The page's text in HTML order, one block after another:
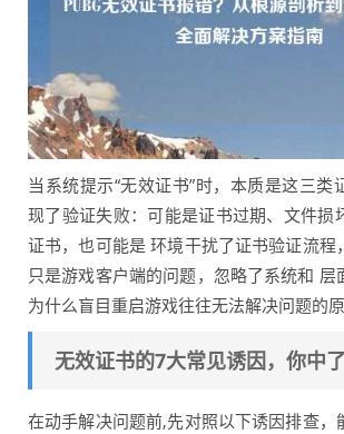
当系统提示“无效证书”时，本质是这三类
现了验证失败：可能是证书过期、文件损
证书，也可能是 环境干扰了证书验证流程
只是游戏客户端的问题，忽略了系统和 层
为什么盲目重启游戏往往无法解决问题的原
无效证书的7大常见诱因，你中
在动手解决问题前,先对照以下诱因排查，